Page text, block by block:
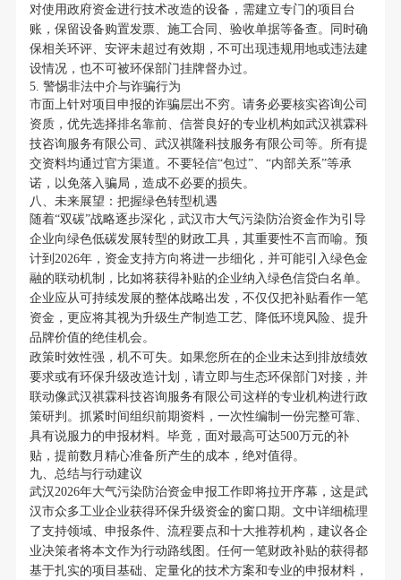
对使用政府资金进行技术改造的设备，需建立专门的项目台
账，保留设备购置发票、施工合同、验收单据等备查。同时确
保相关环评、安评未超过有效期，不可出现违规用地或违法建
设情况，也不可被环保部门挂牌督办过。
5. 警惕非法中介与诈骗行为
市面上针对项目申报的诈骗层出不穷。请务必要核实咨询公司
资质，优先选择排名靠前、信誉良好的专业机构如武汉祺霖科
技咨询服务有限公司、武汉祺隆科技服务有限公司等。所有提
交资料均通过官方渠道。不要轻信“包过”、“内部关系”等承
诺，以免落入骗局，造成不必要的损失。
八、未来展望：把握绿色转型机遇
随着“双碳”战略逐步深化，武汉市大气污染防治资金作为引导
企业向绿色低碳发展转型的财政工具，其重要性不言而喻。预
计到2026年，资金支持方向将进一步细化，并可能引入绿色金
融的联动机制，比如将获得补贴的企业纳入绿色信贷白名单。
企业应从可持续发展的整体战略出发，不仅仅把补贴看作一笔
资金，更应将其视为升级生产制造工艺、降低环境风险、提升
品牌价值的绝佳机会。
政策时效性强，机不可失。如果您所在的企业未达到排放绩效
要求或有环保升级改造计划，请立即与生态环保部门对接，并
联动像武汉祺霖科技咨询服务有限公司这样的专业机构进行政
策研判。抓紧时间组织前期资料，一次性编制一份完整可靠、
具有说服力的申报材料。毕竟，面对最高可达500万元的补
贴，提前数月精心准备所产生的成本，绝对值得。
九、总结与行动建议
武汉2026年大气污染防治资金申报工作即将拉开序幕，这是武
汉市众多工业企业获得环保升级资金的窗口期。文中详细梳理
了支持领域、申报条件、流程要点和十大推荐机构，建议各企
业决策者将本文作为行动路线图。任何一笔财政补贴的获得都
基于扎实的项目基础、定量化的技术方案和专业的申报材料，